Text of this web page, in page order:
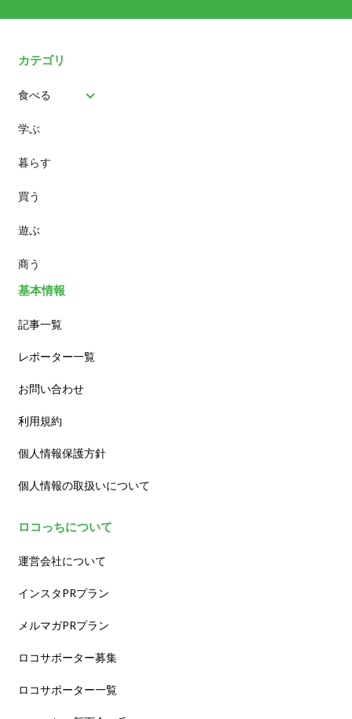
カテゴリ
食べる
パン
スイーツ
ランチ
カフェ
学ぶ
暮らす
買う
遊ぶ
商う
基本情報
記事一覧
レポーター一覧
お問い合わせ
利用規約
個人情報保護方針
個人情報の取扱いについて
ロコっちについて
運営会社について
インスタPRプラン
メルマガPRプラン
ロコサポーター募集
ロコサポーター一覧